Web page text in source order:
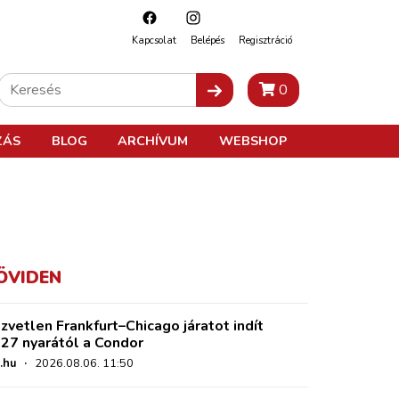
Kapcsolat Belépés Regisztráció
0
BLOG ARCHÍVUM WEBSHOP
Frankfurt–Chicago járatot indít
nyarától a Condor
· 2026.08.06. 11:50